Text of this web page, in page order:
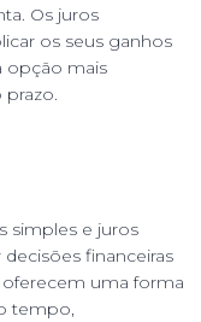
Os juros
os seus ganhos
opção mais
simples e juros
financeiras
uma forma
tempo,